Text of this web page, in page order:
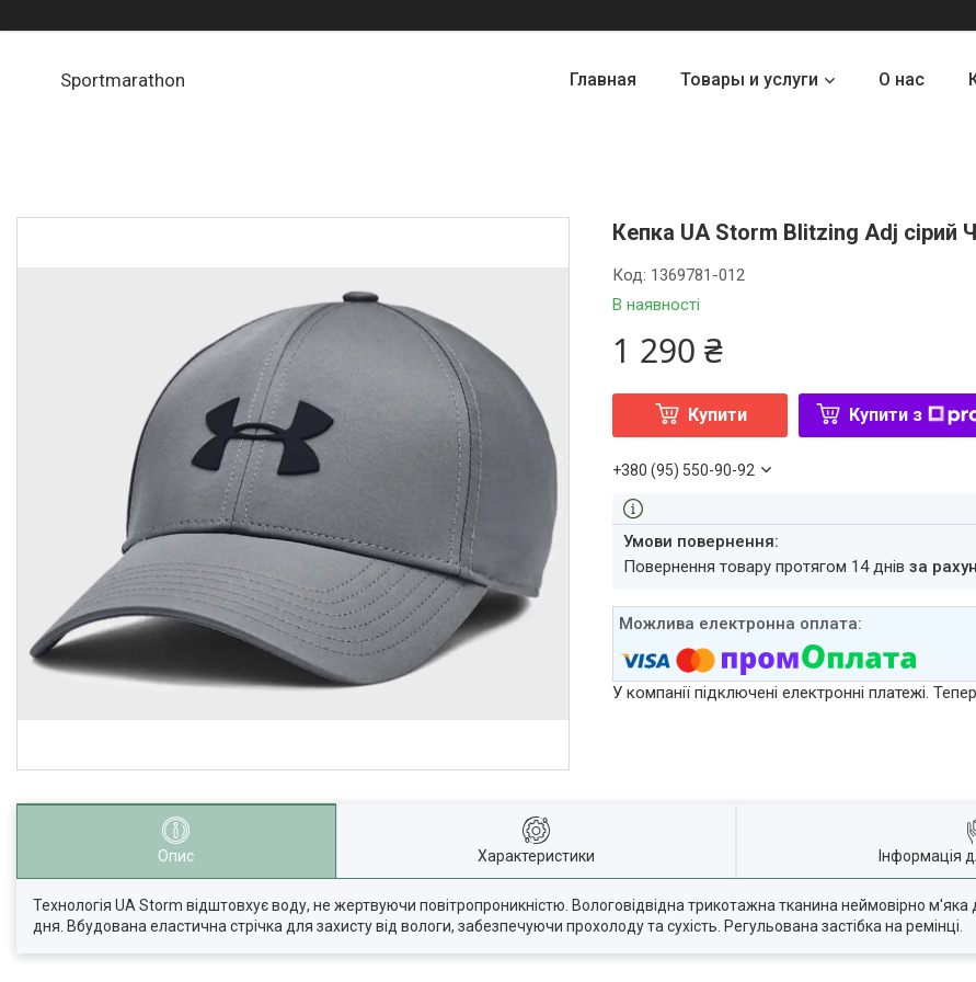
Sportmarathon Главная Товары и услуги О нас
Кепка UA Storm Blitzing Adj сірий
В наявності
Код: 1369781-012
1 290 ₴
Купити Купити з
+380 (95) 550-90-92
повернення товару протягом 14 днівза
У компанії підключені електронні платежі.
Опис Характеристики Інформація
Технологія UA Storm відштовхує воду, не жертвуючи повітропроникністю. Вологовідвідна трикотажна тканина неймовірно
дня. Вбудована еластична стрічка для захисту від вологи, забезпечуючи прохолоду та сухість. Регульована застібка на ремінці.